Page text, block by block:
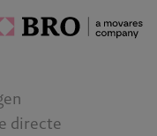
directe